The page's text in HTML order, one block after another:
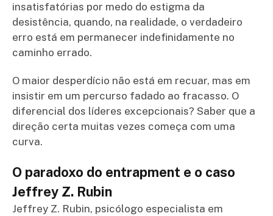
insatisfatórias por medo do estigma da
desistência, quando, na realidade, o verdadeiro
erro está em permanecer indefinidamente no
caminho errado.
O maior desperdício não está em recuar, mas em
insistir em um percurso fadado ao fracasso. O
diferencial dos líderes excepcionais? Saber que a
direção certa muitas vezes começa com uma
curva.
O paradoxo do entrapment e o caso
Jeffrey Z. Rubin
Jeffrey Z. Rubin, psicólogo especialista em